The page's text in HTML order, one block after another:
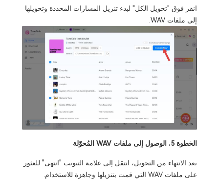
انقر فوق "تحويل الكل" لبدء تنزيل المسارات المحددة وتحويلها
إلى ملفات WAV.
الخطوة 5. الوصول إلى ملفات WAV المُحوّلة
بعد الانتهاء من التحويل، انتقل إلى علامة التبويب "انتهى" للعثور
على ملفات WAV التي قمت بتنزيلها وجاهزة للاستخدام.